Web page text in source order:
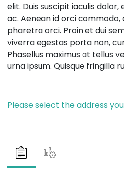
elit. Duis suscipit iaculis
ac. Aenean id orci commodo,
pharetra orci. Proin et dui
viverra egestas porta non,
Phasellus maximus at tellus
urna ipsum. Quisque fringilla
Please select the address